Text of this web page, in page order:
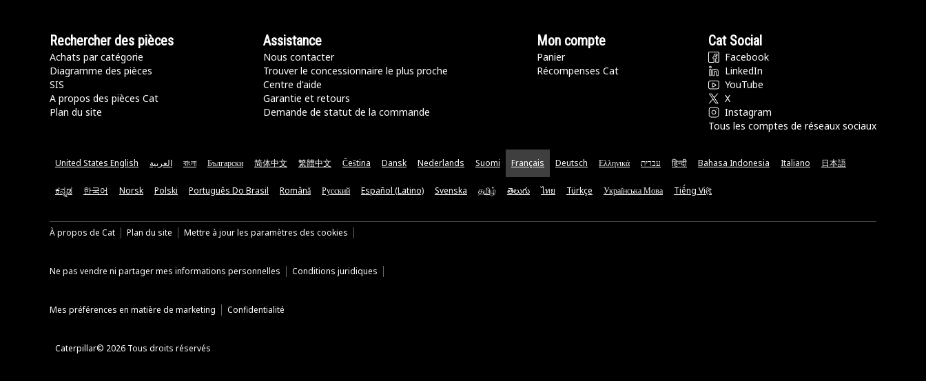
Rechercher des pièces
Achats par catégorie
Diagramme des pièces
SIS
A propos des pièces Cat
Plan du site
Assistance
Nous contacter
Trouver le concessionnaire le plus proche
Centre d'aide
Garantie et retours
Demande de statut de la commande
Mon compte
Panier
Récompenses Cat
Cat Social
Facebook
LinkedIn
YouTube
X
Instagram
Tous les comptes de réseaux sociaux
United States English العربية বাংলা Български 简体中文 繁體中文 Čeština Dansk Nederlands Suomi Français Deutsch Ελληνικά עברית हिन्दी Bahasa Indonesia Italiano 日本語
ಕನ್ನಡ 한국어 Norsk Polski Português Do Brasil Română Русский Español (Latino) Svenska தமிழ் తెలుగు ไทย Türkçe Українська Мова Tiếng Việt
À propos de Cat Plan du site Mettre à jour les paramètres des cookies
Ne pas vendre ni partager mes informations personnelles Conditions juridiques
Mes préférences en matière de marketing Confidentialité
Caterpillar© 2026 Tous droits réservés